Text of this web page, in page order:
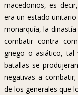
macedonios, es
era un estado
monarquía, la
combatir contra
griego o asiático, tal
batallas se
negativas a
de los generales que